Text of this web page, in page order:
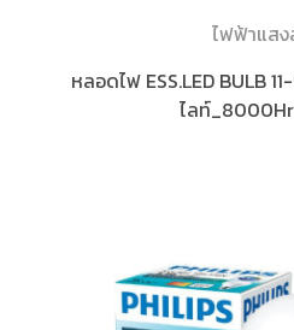
ไฟฟ้าแสง
หลอดไฟ ESS.LED BULB
ไลท์